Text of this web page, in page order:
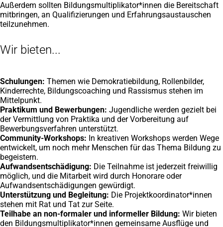
Außerdem sollten Bildungsmultiplikator*innen die Bereitschaft
mitbringen, an Qualifizierungen und Erfahrungsaustauschen
teilzunehmen.
Wir bieten...
Schulungen: Themen wie Demokratiebildung, Rollenbilder,
Kinderrechte, Bildungscoaching und Rassismus stehen im
Mittelpunkt.
Praktikum und Bewerbungen: Jugendliche werden gezielt bei
der Vermittlung von Praktika und der Vorbereitung auf
Bewerbungsverfahren unterstützt.
Community-Workshops: In kreativen Workshops werden Wege
entwickelt, um noch mehr Menschen für das Thema Bildung zu
begeistern.
Aufwandsentschädigung: Die Teilnahme ist jederzeit freiwillig
möglich, und die Mitarbeit wird durch Honorare oder
Aufwandsentschädigungen gewürdigt.
Unterstützung und Begleitung: Die Projektkoordinator*innen
stehen mit Rat und Tat zur Seite.
Teilhabe an non-formaler und informeller Bildung: Wir bieten
den Bildungsmultiplikator*innen gemeinsame Ausflüge und